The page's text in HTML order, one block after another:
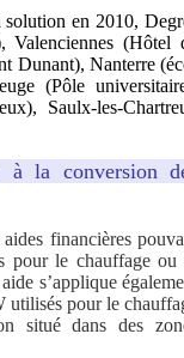
en 2010,
Valenciennes (Hôtel
Dunant), Nanterre
(Pôle
Saulx-les-
à la conversion
financières
pour le chauffage ou
s’applique
utilisés pour le
situé dans des